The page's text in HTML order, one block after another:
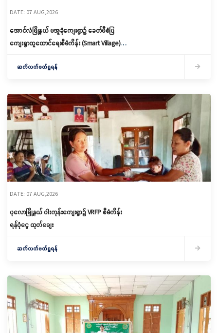
DATE: 07 AUG,2026
အောင်လံမြို့နယ် မအူခုံကျေးရွာ၌ ခေတ်မီစံပြ
ကျေးရွာထူထောင်ရေးစီမံကိန်း (Smart Village)
ဆက်လက်ဖတ်ရှုရန်
DATE: 07 AUG,2026
ပုလောမြို့နယ် ဝါးကုန်းကျေးရွာ၌ ‌VRFP စီမံကိန်း
ရန်ပုံငွေ ထုတ်ချေး
ဆက်လက်ဖတ်ရှုရန်